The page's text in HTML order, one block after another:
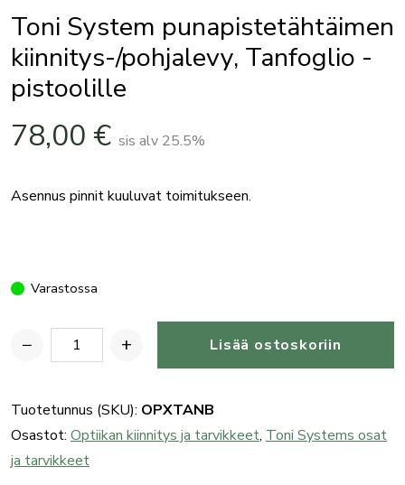
Toni System punapistetähtäimen
kiinnitys-/pohjalevy, Tanfoglio -
pistoolille
78,00 € sis alv 25.5%
Asennus pinnit kuuluvat toimitukseen.
Varastossa
−
punapistetähtäimen
kiinnitys-/pohjalevy,
Tanfoglio
+ Lisää ostoskoriin
Tuotetunnus (SKU): OPXTANB
Osastot: Optiikan kiinnitys ja tarvikkeet, Toni Systems osat
ja tarvikkeet